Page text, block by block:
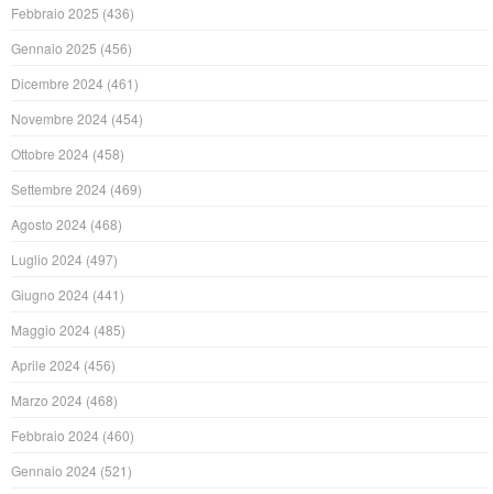
Febbraio 2025 (436)
Gennaio 2025 (456)
Dicembre 2024 (461)
Novembre 2024 (454)
Ottobre 2024 (458)
Settembre 2024 (469)
Agosto 2024 (468)
Luglio 2024 (497)
Giugno 2024 (441)
Maggio 2024 (485)
Aprile 2024 (456)
Marzo 2024 (468)
Febbraio 2024 (460)
Gennaio 2024 (521)